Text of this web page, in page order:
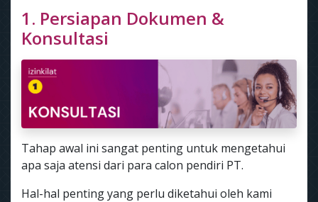
1. Persiapan Dokumen &
Konsultasi
Tahap awal ini sangat penting untuk mengetahui
apa saja atensi dari para calon pendiri PT.
Hal-hal penting yang perlu diketahui oleh kami